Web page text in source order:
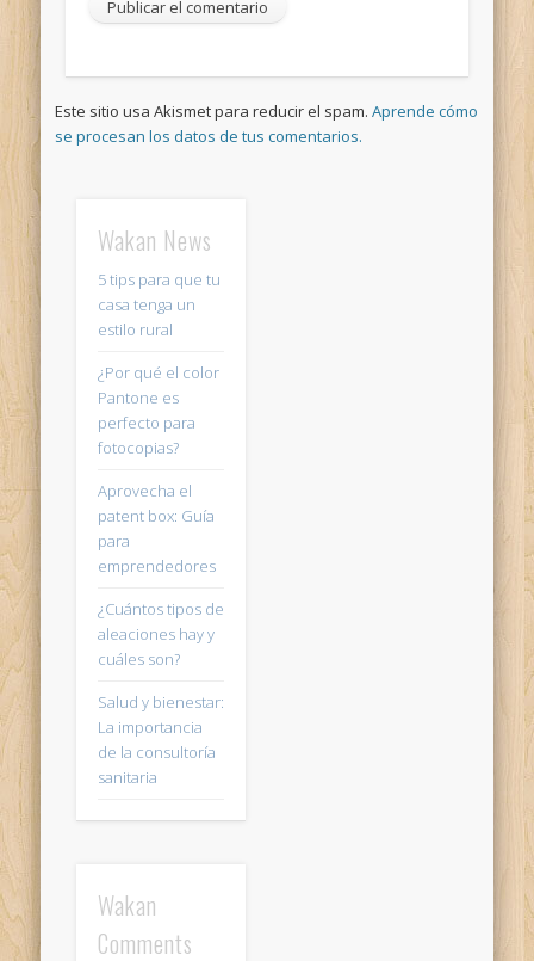
Este sitio usa Akismet para reducir el spam.Aprende cómo
se procesan los datos de tus comentarios.
Wakan News
5 tips para que tu
casa tenga un
estilo rural
¿Por qué el color
Pantone es
perfecto para
fotocopias?
Aprovecha el
patent box: Guía
para
emprendedores
¿Cuántos tipos de
aleaciones hay y
cuáles son?
Salud y bienestar:
La importancia
de la consultoría
sanitaria
Wakan
Comments